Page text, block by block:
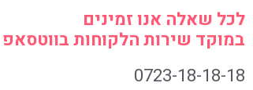
לכל שאלה אנו זמינים
במוקד שירות הלקוחות בווטסאפ
0723-18-18-18